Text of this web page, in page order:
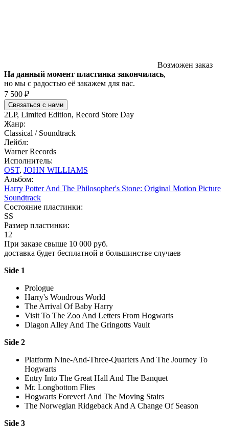
Возможен заказ
На данный момент пластинка закончилась,
но мы с радостью её закажем для вас.
7 500 ₽
Связаться с нами
2LP, Limited Edition, Record Store Day
Жанр:
Classical / Soundtrack
Лейбл:
Warner Records
Исполнитель:
OST, JOHN WILLIAMS
Альбом:
Harry Potter And The Philosopher's Stone: Original Motion Picture
Soundtrack
Состояние пластинки:
SS
Размер пластинки:
12
При заказе свыше 10 000 руб.
доставка будет бесплатной в большинстве случаев
Side 1
Prologue
Harry's Wondrous World
The Arrival Of Baby Harry
Visit To The Zoo And Letters From Hogwarts
Diagon Alley And The Gringotts Vault
Side 2
Platform Nine-And-Three-Quarters And The Journey To
Hogwarts
Entry Into The Great Hall And The Banquet
Mr. Longbottom Flies
Hogwarts Forever! And The Moving Stairs
The Norwegian Ridgeback And A Change Of Season
Side 3